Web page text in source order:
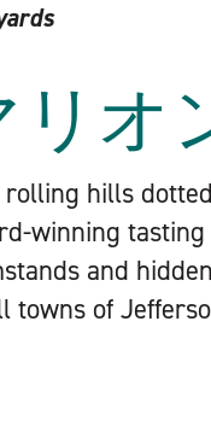
オ
rolling hills
winning tasting
and
towns of